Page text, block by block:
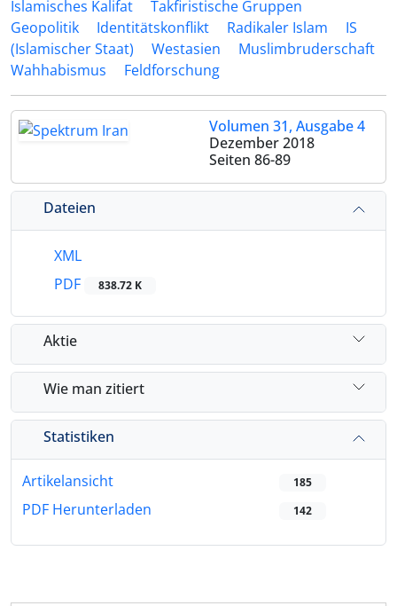
Islamisches Kalifat
Takfiristische Gruppen
Geopolitik
Identitätskonflikt Radikaler Islam
IS
(Islamischer Staat)
Westasien
Muslimbruderschaft
Wahhabismus
Feldforschung
Volumen 31, Ausgabe 4
Dezember 2018
Seiten 86-89
Dateien
XML
PDF
838.72 K
Aktie
Wie man zitiert
Statistiken
Artikelansicht 185
PDF Herunterladen 142